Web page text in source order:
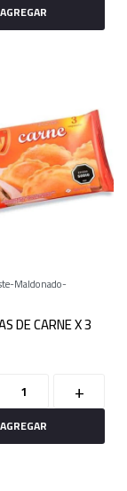
Maldonado
DE CARNE X 3
+